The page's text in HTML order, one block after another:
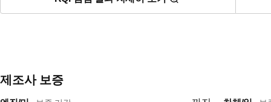
제조사 보증